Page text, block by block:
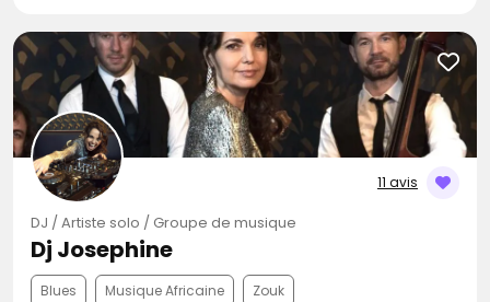
11 avis
DJ / Artiste solo / Groupe de musique
Dj Josephine
Blues Musique Africaine Zouk